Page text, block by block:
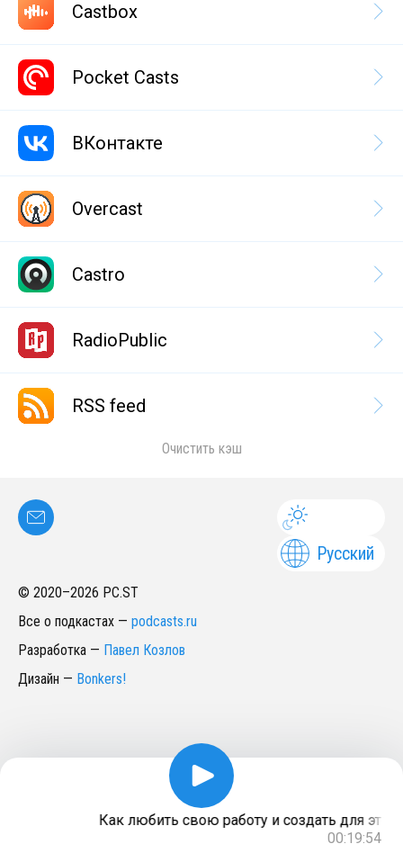
Castbox
Pocket Casts
ВКонтакте
Overcast
Castro
RadioPublic
RSS feed
Очистить кэш
Русский
© 2020–2026 PC.ST
Все о подкастах — podcasts.ru
Разработка — Павел Козлов
Дизайн — Bonkers!
Как любить свою работу и создать для
00:19:54